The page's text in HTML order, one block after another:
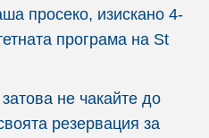
просеко, изискано 4-
програма на St
не чакайте до
резервация за